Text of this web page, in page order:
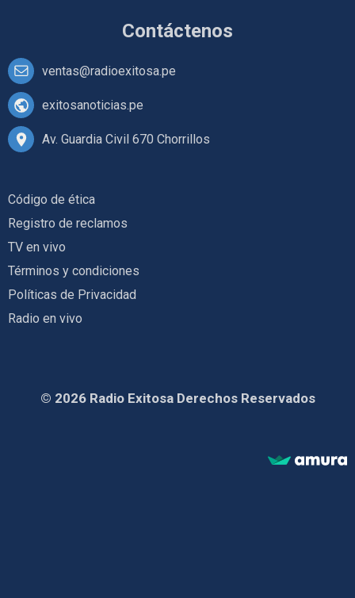
Contáctenos
ventas@radioexitosa.pe
exitosanoticias.pe
Av. Guardia Civil 670 Chorrillos
Código de ética
Registro de reclamos
TV en vivo
Términos y condiciones
Políticas de Privacidad
Radio en vivo
© 2026 Radio Exitosa Derechos Reservados